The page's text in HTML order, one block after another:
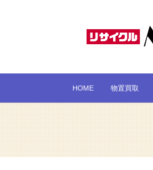
HOME 物置買取